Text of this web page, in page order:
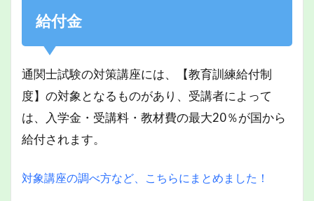
給付金
通関士試験の対策講座には、【教育訓練給付制
度】の対象となるものがあり、受講者によって
は、入学金・受講料・教材費の最大20％が国から
給付されます。
対象講座の調べ方など、こちらにまとめました！